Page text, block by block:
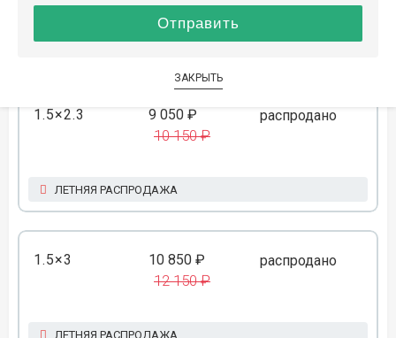
ЛЕТНЯЯ РАСПРОДАЖА
1.5×2.3 9 050 ₽
10 150 ₽
распродано
ЛЕТНЯЯ РАСПРОДАЖА
1.5×3 10 850 ₽
12 150 ₽
распродано
ЛЕТНЯЯ РАСПРОДАЖА
ЗАКРЫТЬ